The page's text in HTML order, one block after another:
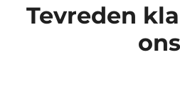
Tevreden
ons